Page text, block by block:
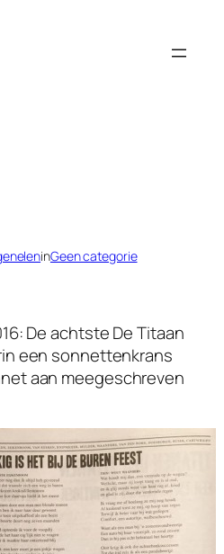
inGeen categorie
De achtsteDe Titaan
een sonnettenkrans
aan meegeschreven